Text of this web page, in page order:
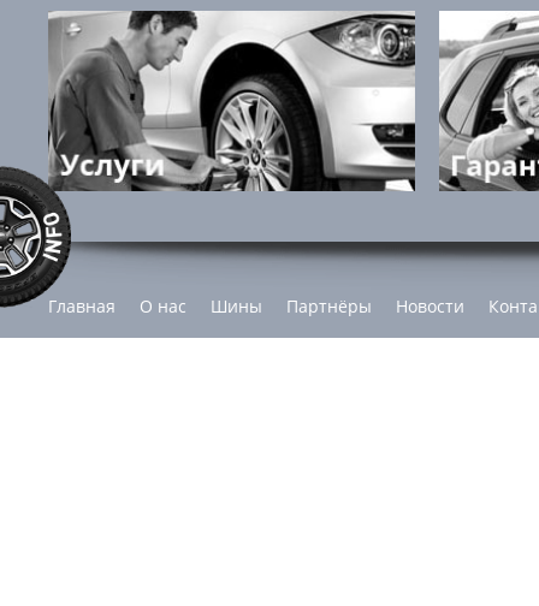
Главная О нас Шины Партнёры Новости